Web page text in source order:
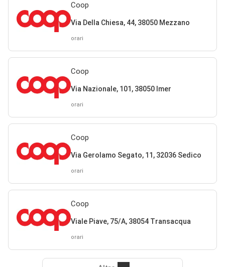
Coop
Via Della Chiesa, 44, 38050 Mezzano
orari
Coop
Via Nazionale, 101, 38050 Imer
orari
Coop
Via Gerolamo Segato, 11, 32036 Sedico
orari
Coop
Viale Piave, 75/A, 38054 Transacqua
orari